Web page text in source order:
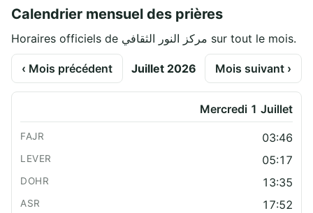
Calendrier mensuel des prières
Horaires officiels de مركز النور الثقافي sur tout le mois.
‹ Mois précédent Juillet 2026 Mois suivant ›
Mercredi 1 Juillet
03:46
05:17
13:35
17:52